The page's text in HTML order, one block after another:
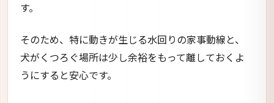
す。
そのため、特に動きが生じる水回りの家事動線と、
犬がくつろぐ場所は少し余裕をもって離しておくよ
うにすると安心です。